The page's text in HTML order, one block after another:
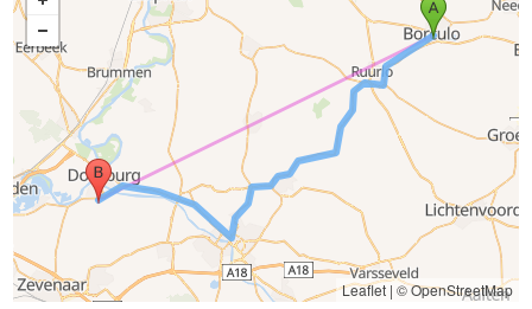
Leaflet| © OpenStreetMap